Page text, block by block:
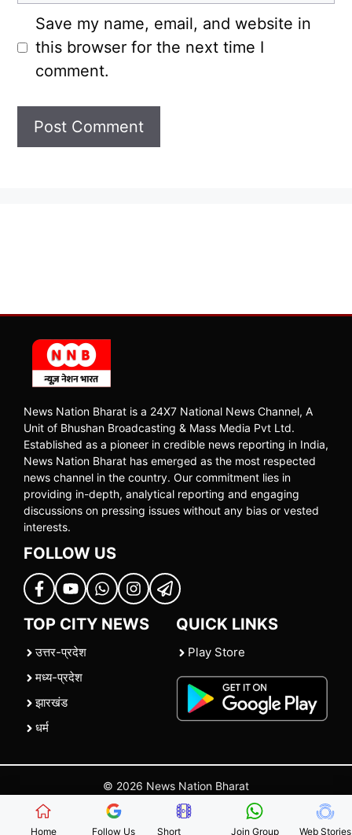
Save my name, email, and website in
this browser for the next time I
comment.
News Nation Bharat is a 24X7 National News Channel, A
Unit of Bhushan Broadcasting & Mass Media Pvt Ltd.
Established as a pioneer in credible news reporting in India,
News Nation Bharat has emerged as the most respected
news channel in the country. Our commitment lies in
providing in-depth, analytical reporting and engaging
discussions on pressing issues without any bias or vested
interests.
FOLLOW US
TOP CITY NEWS
उत्तर-प्रदेश
मध्य-प्रदेश
झारखंड
धर्म
QUICK LINKS
Play Store
© 2026 News Nation Bharat
| |Contact Us |Policies Terms and Conditions
Home Follow Us Short Join Group Web Stories